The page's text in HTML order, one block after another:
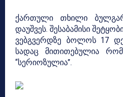
ქართული თხილი
დაუშვეს. შესაბამისი
ვებგვერდზე ბოლოს 17
სადაც მითითებულია რომ
“სერიოზულია”.